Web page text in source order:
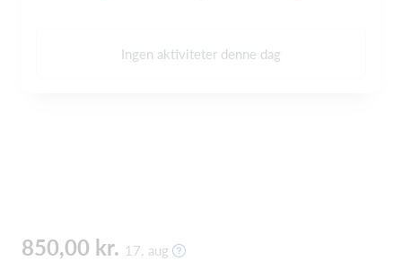
Ingen aktiviteter denne dag
850,00 kr. 17. aug